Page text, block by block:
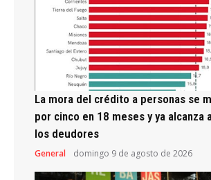
La mora del crédito a personas se
por cinco en 18 meses y ya alcanza
los deudores
General domingo 9 de agosto de 2026